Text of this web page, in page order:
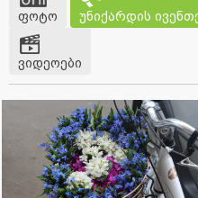
ფოტო უნიქარდის
ვიდეოები